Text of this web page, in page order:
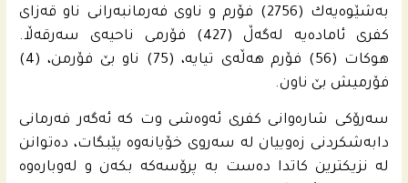
به‌شێوه‌یه‌ك (2756) فۆرم و ناوى فه‌رمانبه‌رانی ناو قه‌زاى
كفری ئاماده‌یه‌ له‌گه‌ڵ (427) فۆرمی ناحیه‌ى سه‌رقه‌ڵا.
هوكات (56) فۆرم هه‌ڵه‌ی تیایه‌، (75) ناو بێ فۆرمن، (4)
فۆرمیش بێ ناون.
سه‌رۆكى شاره‌وانى كفری ئه‌وه‌شى وت كه‌ ئه‌گه‌ر فه‌رمانى
دابه‌شكردنى زه‌وییان له‌ سه‌روى خۆیانه‌وه‌ پێبگات، ده‌توانن
له‌ نزیكترین كاتدا ده‌ست به‌ پرۆسه‌كه‌ بكه‌ن و له‌وباره‌وه‌